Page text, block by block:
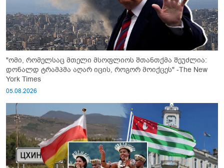
"ომი, რომელსაც მთელი მსოფლიოს შთანთქმა შეუძლია:
დონალდ ტრამპმა აღარ იცის, როგორ მოიქცეს" -The New
York Times
05.08.2026